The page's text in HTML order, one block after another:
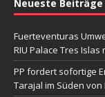
Neueste Beiträge
Fuerteventuras
RIU Palace Tres Islas
PP fordert sofortige
Tarajal im Süden